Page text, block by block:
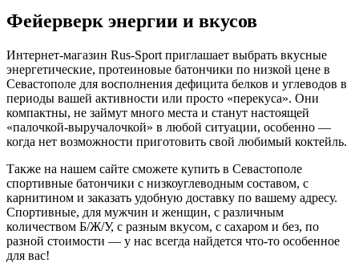
Фейерверк энергии и вкусов
Интернет-магазин Rus-Sport приглашает выбрать вкусные
энергетические, протеиновые батончики по низкой цене в
Севастополе для восполнения дефицита белков и углеводов в
периоды вашей активности или просто «перекуса». Они
компактны, не займут много места и станут настоящей
«палочкой-выручалочкой» в любой ситуации, особенно —
когда нет возможности приготовить свой любимый коктейль.
Также на нашем сайте сможете купить в Севастополе
спортивные батончики с низкоуглеводным составом, с
карнитином и заказать удобную доставку по вашему адресу.
Спортивные, для мужчин и женщин, с различным
количеством Б/Ж/У, с разным вкусом, с сахаром и без, по
разной стоимости — у нас всегда найдется что-то особенное
для вас!